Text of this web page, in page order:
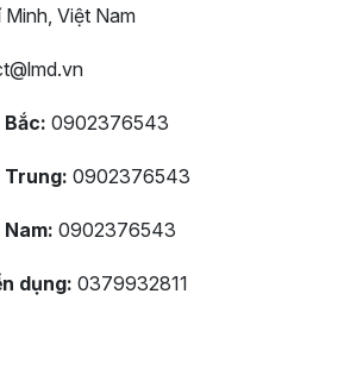
Việt Nam
0902376543
Trung: 0902376543
0902376543
dụng: 0379932811